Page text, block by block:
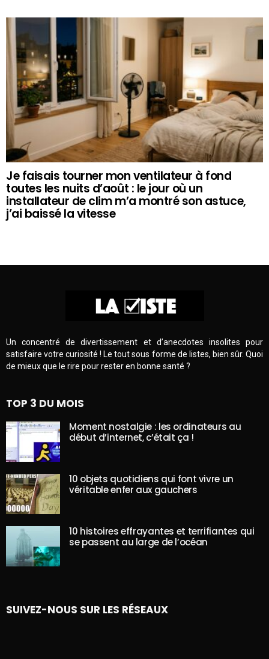
Je faisais tourner mon ventilateur à fond
toutes les nuits d’août : le jour où un
installateur de clim m’a montré son astuce,
j’ai baissé la vitesse
Un concentré de divertissement et d’anecdotes insolites pour
satisfaire votre curiosité ! Le tout sous forme de listes, bien sûr. Quoi
de mieux que le rire pour rester en bonne santé ?
TOP 3 DU MOIS
Moment nostalgie : les ordinateurs au
début d’internet, c’était ça !
10 objets quotidiens qui font vivre un
véritable enfer aux gauchers
10 histoires effrayantes et terrifiantes qui
se passent au large de l’océan
SUIVEZ-NOUS SUR LES RÉSEAUX